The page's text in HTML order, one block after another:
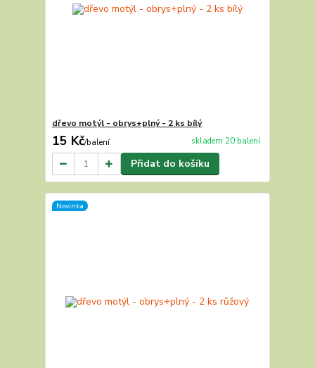
dřevo motýl - obrys+plný - 2 ks bílý
15 Kč/balení skladem 20 balení
Přidat do košíku
Novinka